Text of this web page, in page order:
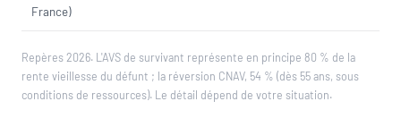
France)
Repères 2026. L'AVS de survivant représente en principe 80 % de la
rente vieillesse du défunt ; la réversion CNAV, 54 % (dès 55 ans, sous
conditions de ressources). Le détail dépend de votre situation.